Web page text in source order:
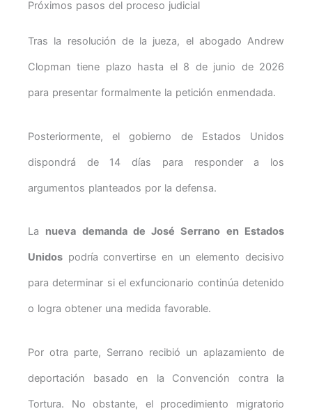
Próximos pasos del proceso judicial
Tras la resolución de la jueza, el abogado Andrew
Clopman tiene plazo hasta el 8 de junio de 2026
para presentar formalmente la petición enmendada.
Posteriormente, el gobierno de Estados Unidos
dispondrá de 14 días para responder a los
argumentos planteados por la defensa.
La nueva demanda de José Serrano en Estados
Unidos podría convertirse en un elemento decisivo
para determinar si el exfuncionario continúa detenido
o logra obtener una medida favorable.
Por otra parte, Serrano recibió un aplazamiento de
deportación basado en la Convención contra la
Tortura. No obstante, el procedimiento migratorio